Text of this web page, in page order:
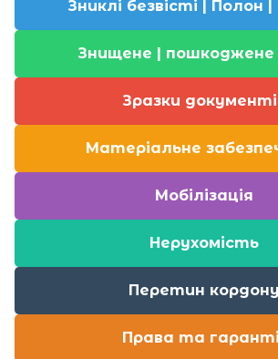
Зниклі безвісті | Полон |
Знищене | пошкоджене
Зразки
Матеріальне
Мобілізація
Нерухомість
Перетин кордону
Права та